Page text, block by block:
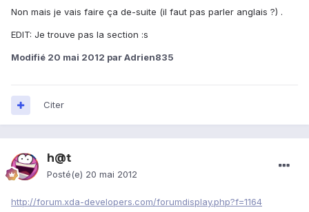
Non mais je vais faire ça de-suite (il faut pas parler anglais ?) .
EDIT: Je trouve pas la section :s
Modifié 20 mai 2012 par Adrien835
Citer
h@t
Posté(e) 20 mai 2012
http://forum.xda-developers.com/forumdisplay.php?f=1164